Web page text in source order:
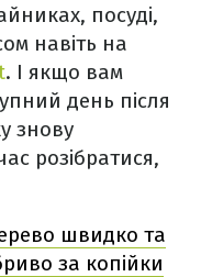
посуді,
навіть на
. І якщо вам
день після
знову
розібратися,
швидко та
за копійки